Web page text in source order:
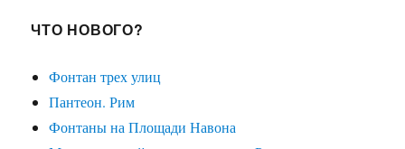
ЧТО НОВОГО?
Фонтан трех улиц
Пантеон. Рим
Фонтаны на Площади Навона